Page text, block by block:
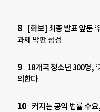
[화보] 최종 발표 앞둔
과제 막판 점검
18개국 청소년 300명, ‘
의한다
커지는 공익 법률 수